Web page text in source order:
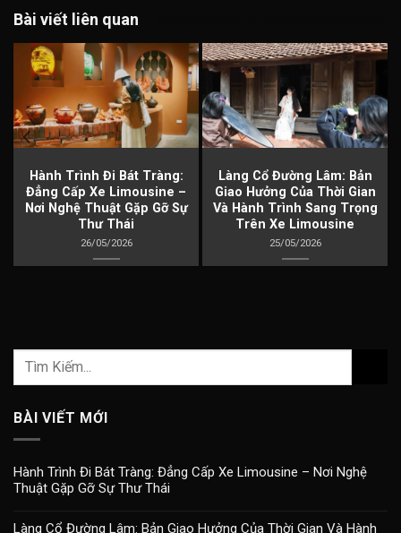
Bài viết liên quan
Hành Trình Đi Bát Tràng:
Đẳng Cấp Xe Limousine –
Nơi Nghệ Thuật Gặp Gỡ Sự
Thư Thái
26/05/2026
Làng Cổ Đường Lâm: Bản
Giao Hưởng Của Thời Gian
Và Hành Trình Sang Trọng
Trên Xe Limousine
25/05/2026
BÀI VIẾT MỚI
Hành Trình Đi Bát Tràng: Đẳng Cấp Xe Limousine – Nơi Nghệ
Thuật Gặp Gỡ Sự Thư Thái
Làng Cổ Đường Lâm: Bản Giao Hưởng Của Thời Gian Và Hành